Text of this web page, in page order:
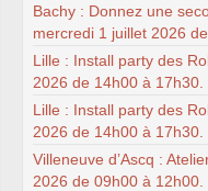
Bachy : Donnez une
mercredi 1 juillet 2026
Lille : Install party des
2026 de 14h00 à 17h30.
Lille : Install party des
2026 de 14h00 à 17h30.
Villeneuve d’Ascq :
2026 de 09h00 à 12h00.